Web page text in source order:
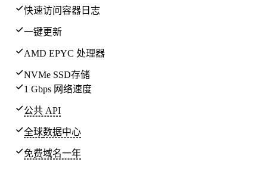
快速访问容器日志
一键更新
AMD EPYC 处理器
NVMe SSD存储
1 Gbps 网络速度
公共 API
全球数据中心
免费域名一年